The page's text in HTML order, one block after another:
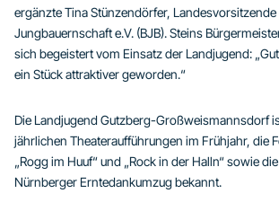
ergänzte Tina Stünzendörfer,
Jungbauernschaft e.V. (BJB). Steins
sich begeistert vom Einsatz der Landjugend:
ein Stück attraktiver geworden.“
Die Landjugend Gutzberg-Großweismannsdorf
jährlichen Theateraufführungen im Frühjahr, die
„Rogg im Huuf“ und „Rock in der Halln“ sowie
Nürnberger Erntedankumzug bekannt.